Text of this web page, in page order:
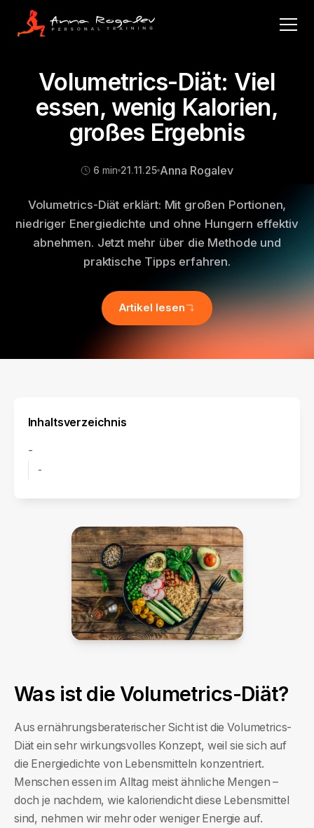
Volumetrics-Diät: Viel
essen, wenig Kalorien,
großes Ergebnis
6 min 21 .11 .25 Anna Rogalev
Volumetrics-Diät erklärt: Mit großen Portionen,
niedriger Energiedichte und ohne Hungern effektiv
abnehmen. Jetzt mehr über die Methode und
praktische Tipps erfahren.
Artikel lesen
Inhaltsverzeichnis
-
-
Was ist die Volumetrics-Diät?
Aus ernährungsberaterischer Sicht ist die Volumetrics-
Diät ein sehr wirkungsvolles Konzept, weil sie sich auf
die Energiedichte von Lebensmitteln konzentriert.
Menschen essen im Alltag meist ähnliche Mengen –
doch je nachdem, wie kaloriendicht diese Lebensmittel
sind, nehmen wir mehr oder weniger Energie auf.